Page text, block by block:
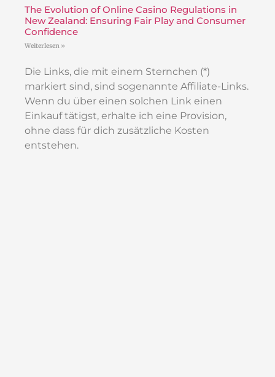
The Evolution of Online Casino Regulations in
New Zealand: Ensuring Fair Play and Consumer
Confidence
Weiterlesen »
Die Links, die mit einem Sternchen (*)
markiert sind, sind sogenannte Affiliate-Links.
Wenn du über einen solchen Link einen
Einkauf tätigst, erhalte ich eine Provision,
ohne dass für dich zusätzliche Kosten
entstehen.